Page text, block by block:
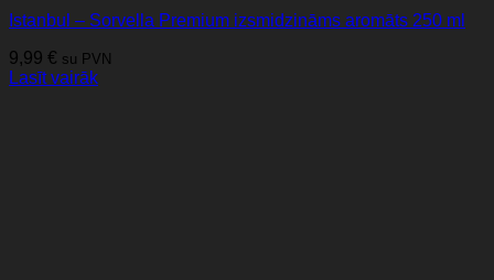
Istanbul – Sorvella Premium izsmidzināms aromāts 250 ml
9,99 € su PVN
Lasīt vairāk